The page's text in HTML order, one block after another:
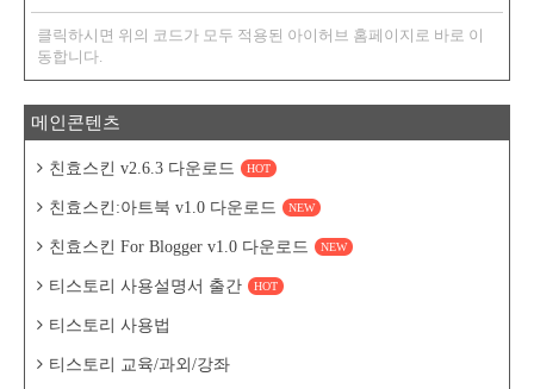
클릭하시면 위의 코드가 모두 적용된 아이허브 홈페이지로 바로 이
동합니다.
메인콘텐츠
친효스킨 v2.6.3 다운로드 HOT
친효스킨:아트북 v1.0 다운로드 NEW
친효스킨 For Blogger v1.0 다운로드 NEW
티스토리 사용설명서 출간 HOT
티스토리 사용법
티스토리 교육/과외/강좌